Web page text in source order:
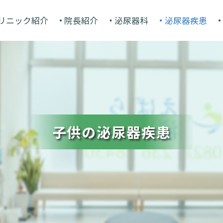
ニック紹介 院長紹介 泌尿器科 泌尿器疾患
子供の泌尿器疾患